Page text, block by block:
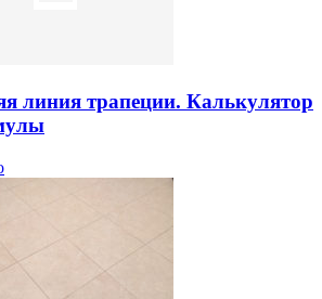
линия трапеции. Калькулятор